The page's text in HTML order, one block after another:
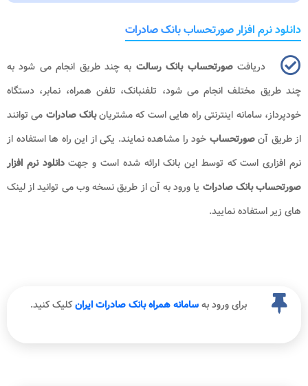
دانلود نرم افزار صورتحساب بانک صادرات
دریافتصورتحساب بانک رسالت به چند طریق انجام می شود به
چند طریق مختلف انجام می شود، تلفنبانک، تلفن همراه، نمابر، دستگاه
خودپرداز، سامانه اینترنتی راه هایی است که مشتریانبانک صادرات می توانند
از طریق آنصورتحساب خود را مشاهده نمایند. یکی از این راه ها استفاده از
نرم افزاری است که توسط این بانک ارائه شده است و جهتدانلود نرم افزار
صورتحساب بانک صادرات یا ورود به آن از طریق نسخه وب می توانید از لینک
های زیر استفاده نمایید.
برای ورود بهسامانه همراه بانک صادرات ایرانکلیک کنید.